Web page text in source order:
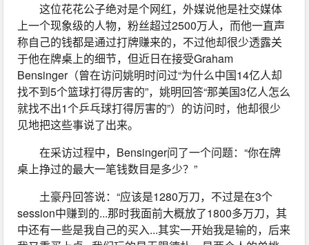
这位花花公子绝对是个网红，外媒说他是社交媒体
上一个现象级的人物，粉丝超过2500万人，而他一直声
称自己的钱都是通过打牌赚来的，不过他却很少透露关
于他在牌桌上的细节，但近日在接受Graham
Bensinger（曾在访问姚明时问过“为什么中国14亿人却
找不到5个篮球打得厉害的”，姚明回答“那美国3亿人怎么
就找不出1个乒乓球打得厉害的”）的访问时，他却很少
见地把这些事说了出来。
在采访过程中，Bensinger问了一个问题：“你在牌
桌上挣过的最大一笔钱数目是多少？”
土豪丹回答说：“应该是1280万刀，不过是在3个
session中赚到的...那时我面前大概放了1800多万刀，其
中还有一些是我自己的买入...其实一开始我是输的，后来